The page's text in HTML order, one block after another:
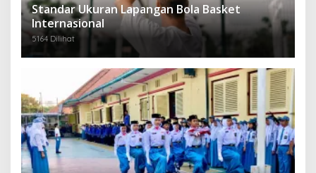
Standar Ukuran Lapangan Bola Basket
Internasional
5164 Dilihat